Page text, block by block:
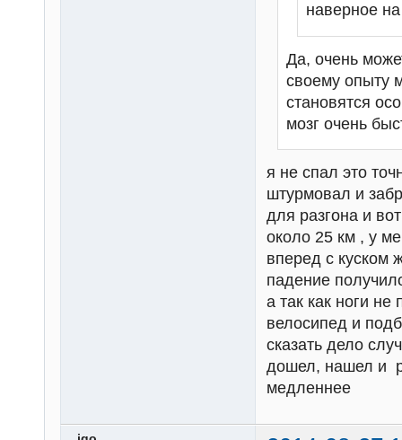
наверное
Да, очень
своему опыту
становятся
мозг очень
я не спал это
штурмовал и
для разгона и
около 25 км , у
вперед с куском
падение
а так как ноги
велосипед и
сказать дело
дошел, нашел и
медленнее